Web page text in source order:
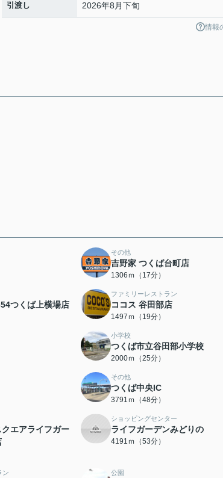
引渡し 2026年8月下旬
情報
その他
吉野家 つくば台町店
1306ｍ（17分）
つくば上横場店
ファミリーレストラン
ココス 谷田部店
1497ｍ（19分）
小学校
つくば市立谷田部小学校
2000ｍ（25分）
その他
つくば中央IC
3791ｍ（48分）
エアライフガー
ショッピングセンター
ライフガーデンみどりの
4191ｍ（53分）
ン 公園